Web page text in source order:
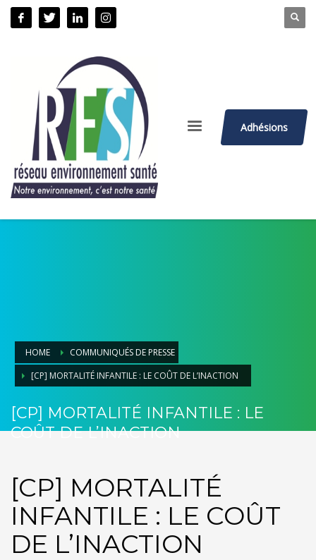
Adhésions
HOME
COMMUNIQUÉS DE PRESSE
[CP] MORTALITÉ INFANTILE : LE COÛT DE L’INACTION
[CP] MORTALITÉ INFANTILE : LE
COÛT DE L’INACTION
[CP] MORTALITÉ
INFANTILE : LE COÛT
DE L’INACTION